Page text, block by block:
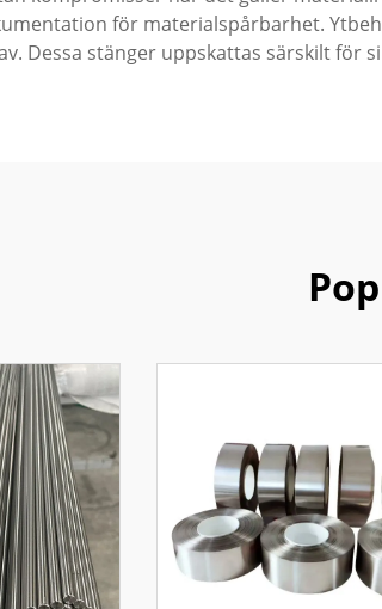
för materialspårbarhet.
Dessa stänger uppskattas särskilt för